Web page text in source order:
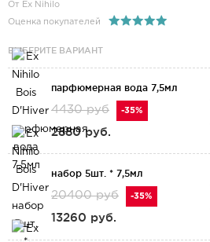
От Ex Nihilo
Оценка покупателей
ВЫБЕРИТЕ ВАРИАНТ
парфюмерная вода 7,5мл
4430 руб -35%
2880 руб.
набор 5шт. * 7,5мл
20400 руб -35%
13260 руб.